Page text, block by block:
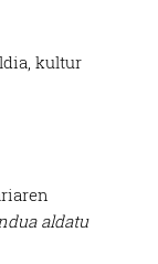
kultur
aldatu